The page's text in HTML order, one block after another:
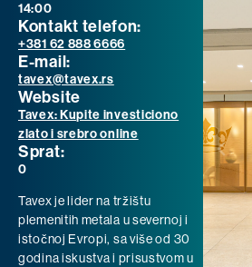
14:00
Kontakt telefon:
+381 62 888 6666
E-mail:
tavex@tavex.rs
Website
Tavex: Kupite investiciono
zlato i srebro online
Sprat:
0
Tavex je lider na tržištu
plemenitih metala u severnoj i
istočnoj Evropi, sa više od 30
godina iskustva i prisustvom u